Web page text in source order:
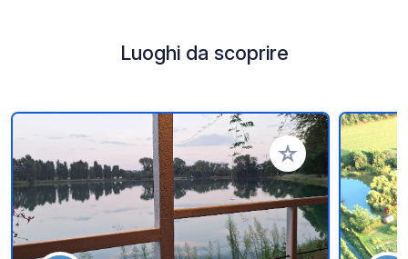
Luoghi da scoprire
Aggiungi ai tuoi